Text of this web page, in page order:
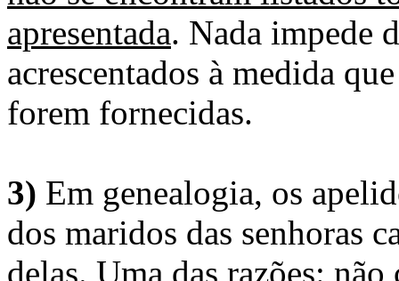
apresentada. Nada impede
acrescentados à medida
forem fornecidas.
3) Em genealogia, os
dos maridos das senhoras
delas. Uma das razões: